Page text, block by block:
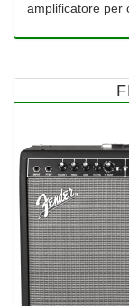
amplificatore per